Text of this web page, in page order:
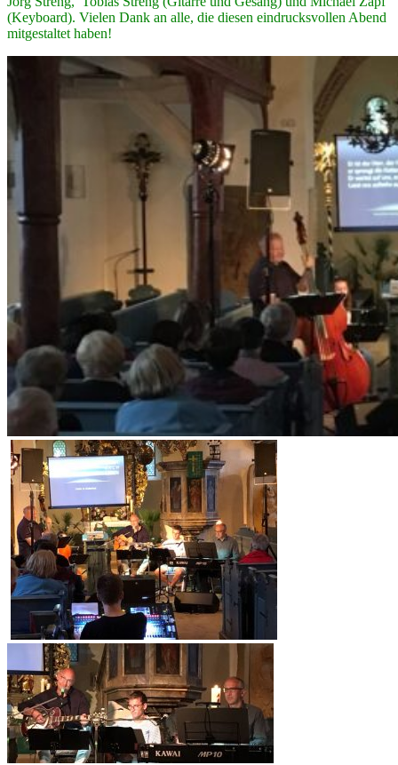
(Keyboard). Vielen Dank an alle, die diesen eindrucksvollen Abend
mitgestaltet haben!